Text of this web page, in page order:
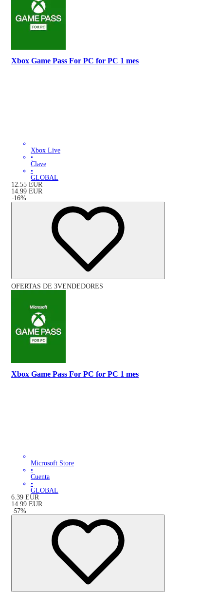
Xbox Game Pass For PC for PC 1 mes
Xbox Live
•
Clave
•
GLOBAL
12.55 EUR
14.99 EUR
-16%
OFERTAS DE 3VENDEDORES
Xbox Game Pass For PC for PC 1 mes
Microsoft Store
•
Cuenta
•
GLOBAL
6.39 EUR
14.99 EUR
-57%